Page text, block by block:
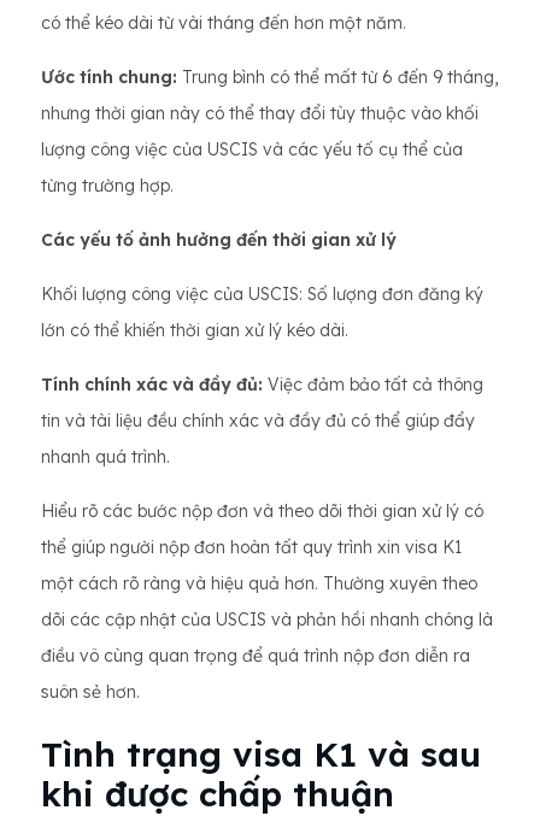
có thể kéo dài từ vài tháng đến hơn một năm.
Ước tính chung: Trung bình có thể mất từ ​​6 đến 9 tháng,
nhưng thời gian này có thể thay đổi tùy thuộc vào khối
lượng công việc của USCIS và các yếu tố cụ thể của
từng trường hợp.
Các yếu tố ảnh hưởng đến thời gian xử lý
Khối lượng công việc của USCIS: Số lượng đơn đăng ký
lớn có thể khiến thời gian xử lý kéo dài.
Tính chính xác và đầy đủ: Việc đảm bảo tất cả thông
tin và tài liệu đều chính xác và đầy đủ có thể giúp đẩy
nhanh quá trình.
Hiểu rõ các bước nộp đơn và theo dõi thời gian xử lý có
thể giúp người nộp đơn hoàn tất quy trình xin visa K1
một cách rõ ràng và hiệu quả hơn. Thường xuyên theo
dõi các cập nhật của USCIS và phản hồi nhanh chóng là
điều vô cùng quan trọng để quá trình nộp đơn diễn ra
suôn sẻ hơn.
Tình trạng visa K1 và sau
khi được chấp thuận